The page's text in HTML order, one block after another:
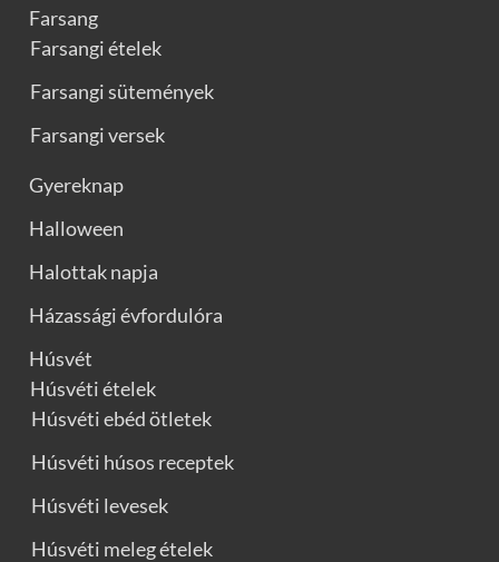
Farsang
Farsangi ételek
Farsangi sütemények
Farsangi versek
Gyereknap
Halloween
Halottak napja
Házassági évfordulóra
Húsvét
Húsvéti ételek
Húsvéti ebéd ötletek
Húsvéti húsos receptek
Húsvéti levesek
Húsvéti meleg ételek